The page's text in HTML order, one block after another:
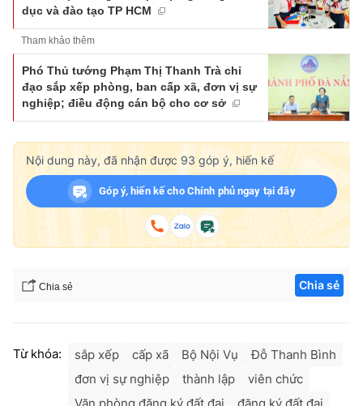
dục và đào tạo TP HCM
Tham khảo thêm
Phó Thủ tướng Phạm Thị Thanh Trà chỉ
đạo sắp xếp phòng, ban cấp xã, đơn vị sự
nghiệp; điều động cán bộ cho cơ sở
Nội dung này, đã nhận được 93 góp ý, hiến kế
Góp ý, hiến kế cho Chính phủ ngay tại đây
Chia sẻ Chia sẻ
Từ khóa: sắp xếp cấp xã Bộ Nội Vụ
Đỗ Thanh Bình
đơn vị sự nghiệp
thành lập
viên chức